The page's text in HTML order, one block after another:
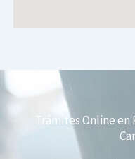
Trámites Online en